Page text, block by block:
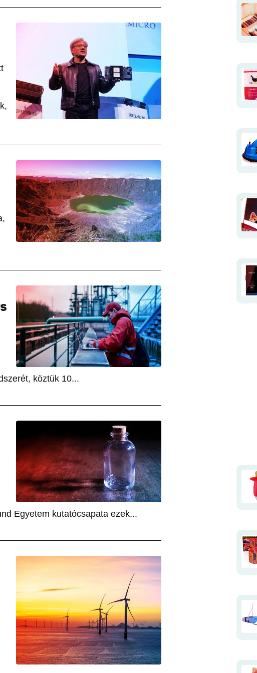
köztük 10...
Egyetem kutatócsapata ezek...